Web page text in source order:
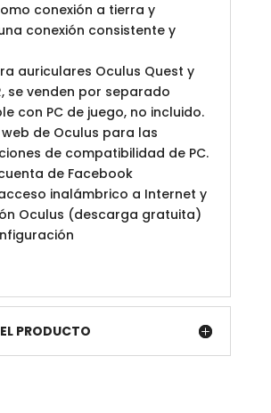
conexión a tierra y
conexión consistente y
auriculares Oculus Quest y
se venden por separado
con PC de juego, no incluido.
de Oculus para las
de compatibilidad de PC.
de Facebook
inalámbrico a Internet y
Oculus (descarga gratuita)
PRODUCTO